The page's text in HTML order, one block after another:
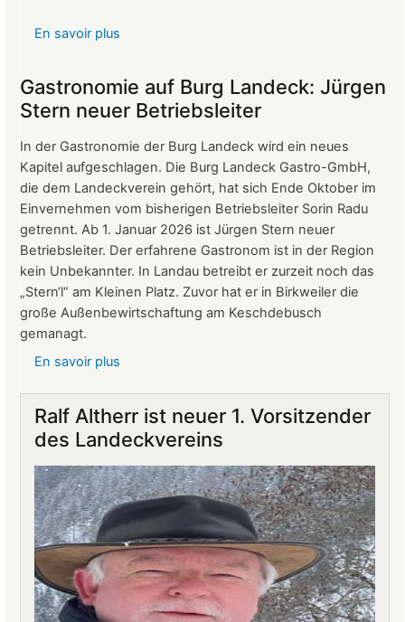
En savoir plus
der
Mitgliederversammlung
vom
24.
März
2026
Gastronomie auf Burg Landeck: Jürgen
Stern neuer Betriebsleiter
In der Gastronomie der Burg Landeck wird ein neues
Kapitel aufgeschlagen. Die Burg Landeck Gastro-GmbH,
die dem Landeckverein gehört, hat sich Ende Oktober im
Einvernehmen vom bisherigen Betriebsleiter Sorin Radu
getrennt. Ab 1. Januar 2026 ist Jürgen Stern neuer
Betriebsleiter. Der erfahrene Gastronom ist in der Region
kein Unbekannter. In Landau betreibt er zurzeit noch das
„Stern‘l“ am Kleinen Platz. Zuvor hat er in Birkweiler die
große Außenbewirtschaftung am Keschdebusch
gemanagt.
En savoir plus
Burg
Landeck:
Jürgen
Stern
neuer
Betriebsleiter
Ralf Altherr ist neuer 1. Vorsitzender
des Landeckvereins